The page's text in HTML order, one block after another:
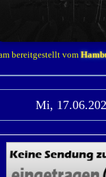
bereitgestellt vom
Mi,